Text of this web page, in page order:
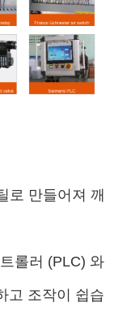
로 만들어져 깨
롤러 (PLC) 와
고 조작이 쉽습